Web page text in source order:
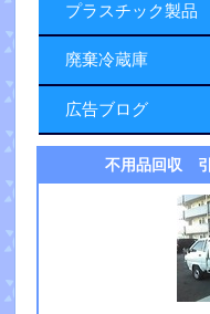
プラスチック製品
廃棄冷蔵庫
広告ブログ
不用品回収